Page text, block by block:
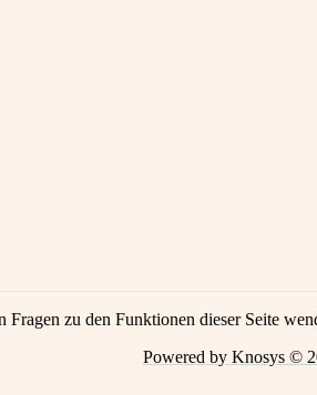
Fragen zu den Funktionen dieser Seite
Powered by Knosys ©